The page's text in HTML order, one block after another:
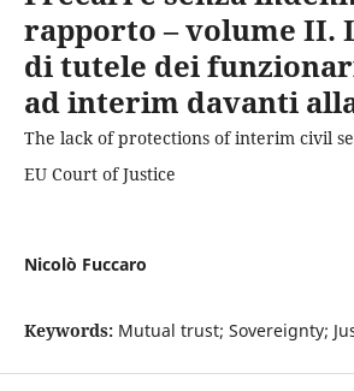
rapporto – volume II.
di tutele dei
ad interim davanti alla
The lack of protections of interim civil
EU Court of Justice
Nicolò Fuccaro
Keywords: Mutual trust; Sovereignty;